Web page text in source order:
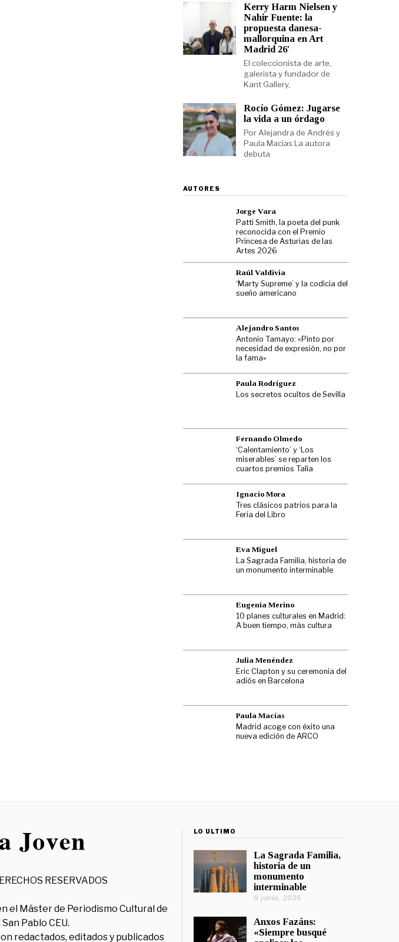
Kerry Harm Nielsen y
Nahir Fuente: la
propuesta danesa-
mallorquina en Art
Madrid 26′
El coleccionista de arte,
galerista y fundador de
Kant Gallery,
Rocío Gómez: Jugarse
la vida a un órdago
Por Alejandra de Andrés y
Paula Macías La autora
debuta
AUTORES
Jorge Vara
Patti Smith, la poeta del punk
reconocida con el Premio
Princesa de Asturias de las
Artes 2026
Raúl Valdivia
‘Marty Supreme’ y la codicia del
sueño americano
Alejandro Santos
Antonio Tamayo: «Pinto por
necesidad de expresión, no por
la fama»
Paula Rodríguez
Los secretos ocultos de Sevilla
Fernando Olmedo
‘Calentamiento’ y ‘Los
miserables’ se reparten los
cuartos premios Talía
Ignacio Mora
Tres clásicos patrios para la
Feria del Libro
Eva Miguel
La Sagrada Familia, historia de
un monumento interminable
Eugenia Merino
10 planes culturales en Madrid:
A buen tiempo, más cultura
Julia Menéndez
Eric Clapton y su ceremonia del
adiós en Barcelona
Paula Macías
Madrid acoge con éxito una
nueva edición de ARCO
RESERVADOS
el Máster de Periodismo Cultural de
Pablo CEU.
redactados, editados y publicados
LO ÚLTIMO
La Sagrada Familia,
historia de un
monumento
interminable
8 junio, 2026
Anxos Fazáns:
«Siempre busqué